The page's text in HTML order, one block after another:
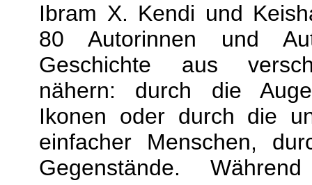
Ibram X. Kendi und
80 Autorinnen und
Geschichte aus
nähern: durch die
Ikonen oder durch die
einfacher Menschen,
Gegenstände.